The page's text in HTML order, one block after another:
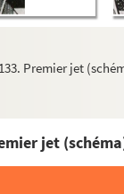
Premier jet
jet